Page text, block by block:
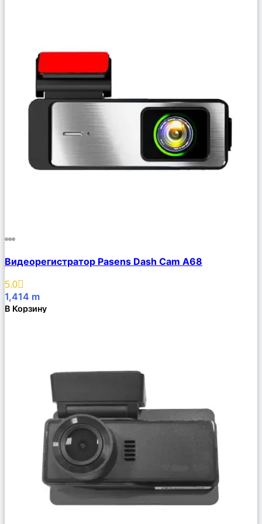
Описание
Избранное
Видеорегистратор Pasens Dash Cam A68
5.0
1,414 m
В Корзину